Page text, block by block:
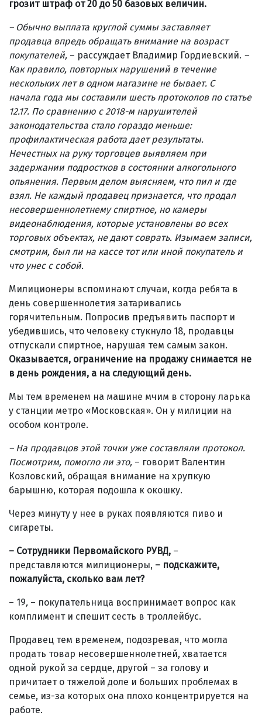
грозит штраф от 20 до 50 базовых величин.
– Обычно выплата круглой суммы заставляет
продавца впредь обращать внимание на возраст
покупателей, – рассуждает Владимир Гордиевский. –
Как правило, повторных нарушений в течение
нескольких лет в одном магазине не бывает. С
начала года мы составили шесть протоколов по статье
12.17. По сравнению с 2018-м нарушителей
законодательства стало гораздо меньше:
профилактическая работа дает результаты.
Нечестных на руку торговцев выявляем при
задержании подростков в состоянии алкогольного
опьянения. Первым делом выясняем, что пил и где
взял. Не каждый продавец признается, что продал
несовершеннолетнему спиртное, но камеры
видеонаблюдения, которые установлены во всех
торговых объектах, не дают соврать. Изымаем записи,
смотрим, был ли на кассе тот или иной покупатель и
что унес с собой.
Милиционеры вспоминают случаи, когда ребята в
день совершеннолетия затаривались
горячительным. Попросив предъявить паспорт и
убедившись, что человеку стукнуло 18, продавцы
отпускали спиртное, нарушая тем самым закон.
Оказывается, ограничение на продажу снимается не
в день рождения, а на следующий день.
Мы тем временем на машине мчим в сторону ларька
у станции метро «Московская». Он у милиции на
особом контроле.
– На продавцов этой точки уже составляли протокол.
Посмотрим, помогло ли это, – говорит Валентин
Козловский, обращая внимание на хрупкую
барышню, которая подошла к окошку.
Через минуту у нее в руках появляются пиво и
сигареты.
– Сотрудники Первомайского РУВД, –
представляются милиционеры, – подскажите,
пожалуйста, сколько вам лет?
– 19, – покупательница воспринимает вопрос как
комплимент и спешит сесть в троллейбус.
Продавец тем временем, подозревая, что могла
продать товар несовершеннолетней, хватается
одной рукой за сердце, другой – за голову и
причитает о тяжелой доле и больших проблемах в
семье, из-за которых она плохо концентрируется на
работе.